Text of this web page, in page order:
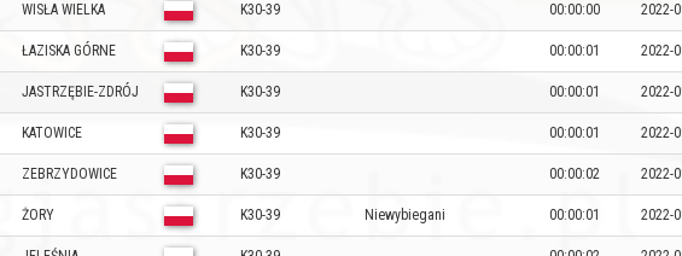
WISŁA WIELKA K30-39 00:00:00 2022-
ŁAZISKA GÓRNE K30-39 00:00:01 2022-
JASTRZĘBIE-ZDRÓJ K30-39 00:00:01 2022-
KATOWICE K30-39 00:00:01 2022-
ZEBRZYDOWICE K30-39 00:00:02 2022-
ŻORY K30-39 Niewybiegani 00:00:01 2022-